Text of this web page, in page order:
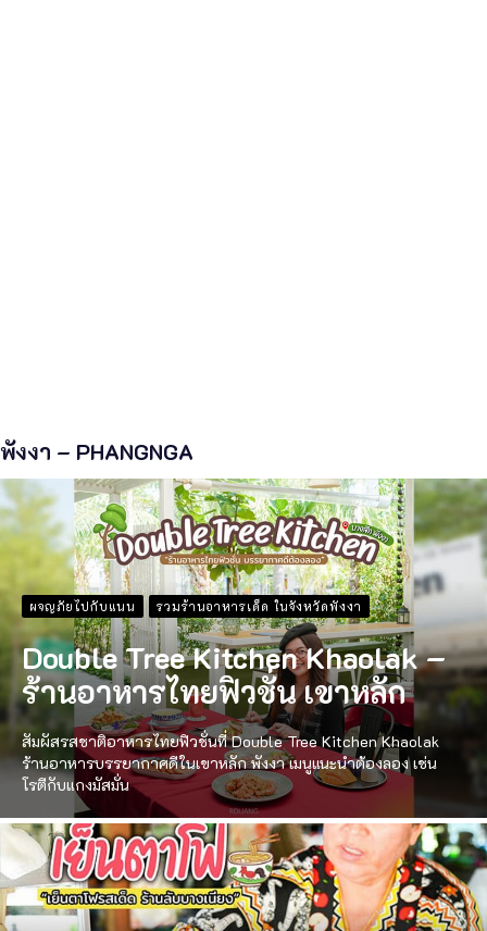
พังงา – PHANGNGA
ผจญภัยไปกับแนน รวมร้านอาหารเด็ด ในจังหวัดพังงา
Double Tree Kitchen Khaolak –
ร้านอาหารไทยฟิวชั่น เขาหลัก
สัมผัสรสชาติอาหารไทยฟิวชั่นที่ Double Tree Kitchen Khaolak
ร้านอาหารบรรยากาศดีในเขาหลัก พังงา เมนูแนะนำต้องลอง เช่น
โรตีกับแกงมัสมั่น